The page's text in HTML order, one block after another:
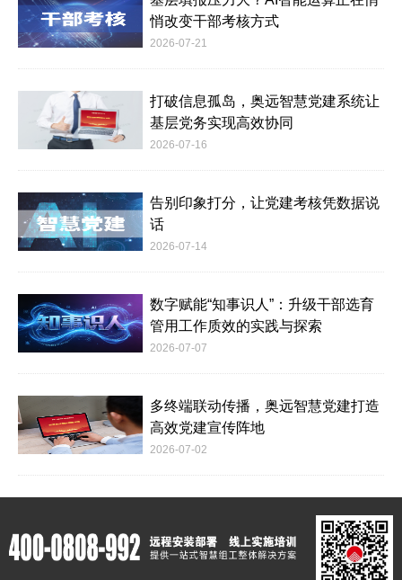
悄改变干部考核方式
2026-07-21
打破信息孤岛，奥远智慧党建系统让
基层党务实现高效协同
2026-07-16
告别印象打分，让党建考核凭数据说
话
2026-07-14
数字赋能“知事识人”：升级干部选育
管用工作质效的实践与探索
2026-07-07
多终端联动传播，奥远智慧党建打造
高效党建宣传阵地
2026-07-02